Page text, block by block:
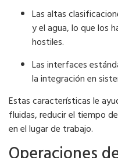
Las altas
y el agua, lo que los
hostiles.
Las interfaces
la integración en
Estas características le
fluidas, reducir el tiempo
en el lugar de trabajo.